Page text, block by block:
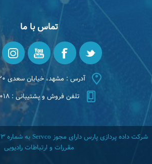
تماس با ما
آدرس : مشهد، خیابان سعدی ۲۰، پلاک ۵
تلفن فروش و پشتیبانی : ۰۵۱۳۲۰۱۸
مقررات و ارتباطات رادیویی